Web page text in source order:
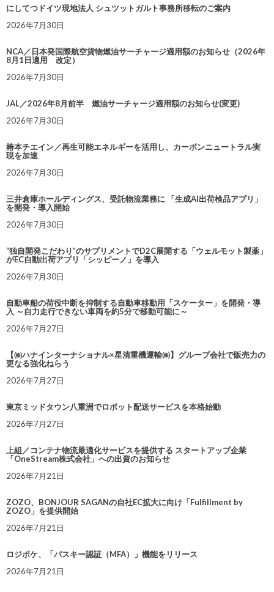
にしてつドイツ現地法人 シュツットガルト事務所移転のご案内
2026年7月30日
NCA／日本発国際航空貨物燃油サーチャージ適用額のお知らせ（2026年
8月1日適用 改定）
2026年7月30日
JAL／2026年8月前半 燃油サーチャージ適用額のお知らせ(変更)
2026年7月30日
椿本チエイン／再生可能エネルギーを活用し、カーボンニュートラル実
現を加速
2026年7月30日
三井倉庫ホールディングス、受託物流業務に 「生成AI出荷検品アプリ」
を開発・導入開始
2026年7月30日
“独自開発こだわり”のサプリメントでD2C展開する「ウェルモット製薬」
がEC自動出荷アプリ「シッピーノ」を導入
2026年7月30日
自動車船の荷役中断を抑制する自動車移動用「スケーター」を開発・導
入 ～自力走行できない車両を約5分で移動可能に～
2026年7月27日
【㈱ハナインターナショナル×星清重機運輸㈱】グループ会社で販売力の
更なる強化ねらう
2026年7月27日
東京ミッドタウン八重洲でロボット配送サービスを本格始動
2026年7月27日
上組／コンテナ物流最適化サービスを提供する スタートアップ企業
「OneStream株式会社」への出資のお知らせ
2026年7月21日
ZOZO、BONJOUR SAGANの自社EC拡大に向け「Fulfillment by
ZOZO」を提供開始
2026年7月21日
ロジポケ、「パスキー認証（MFA）」機能をリリース
2026年7月21日